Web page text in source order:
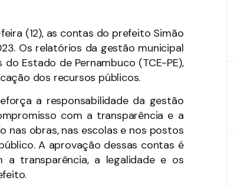
(12), as contas do prefeito Simão
Os relatórios da gestão municipal
Estado de Pernambuco (TCE-PE),
dos recursos públicos.
a responsabilidade da gestão
com a transparência e a
nas obras, nas escolas e nos postos
A aprovação dessas contas é
transparência, a legalidade e os